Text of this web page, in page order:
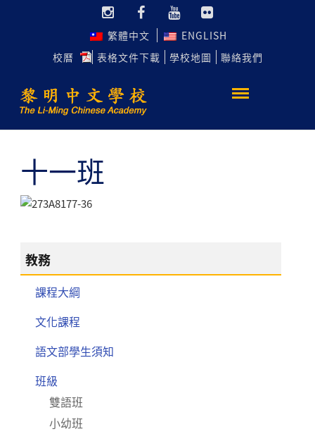
繁體中文
ENGLISH
校曆
表格文件下載 學校地圖 聯絡我們
教務
課程大綱
文化課程
語文部學生須知
班級
雙語班
小幼班
十一班